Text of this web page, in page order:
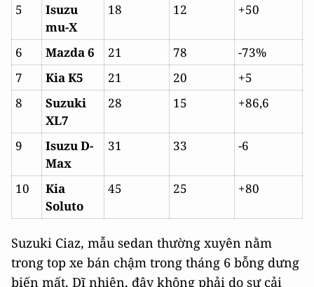
5
Isuzu
mu-X
18 12 +50
6 Mazda 6 21 78
-73%
7
Kia K5 21 20
+5
8
Suzuki
XL7
28 15 +86,6
9
Isuzu D-
Max
31 33 -6
10
Kia
Soluto
45 25 +80
Suzuki Ciaz, mẫu sedan thường xuyên nằm
trong top xe bán chậm trong tháng 6 bỗng dưng
biến mất. Dĩ nhiên, đây không phải do sự cải